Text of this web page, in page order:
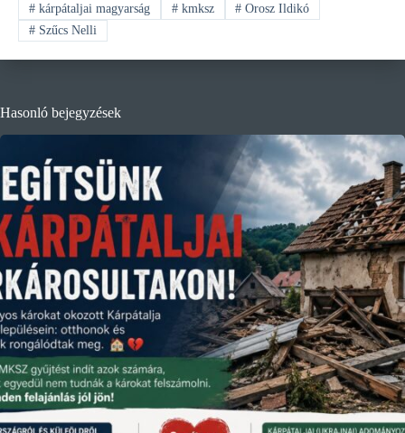
#kárpátaljai magyarság #kmksz # Orosz Ildikó
#Szűcs Nelli
Hasonló bejegyzések